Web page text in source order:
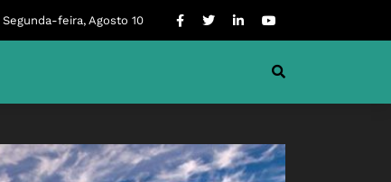
Segunda-feira, Agosto 10